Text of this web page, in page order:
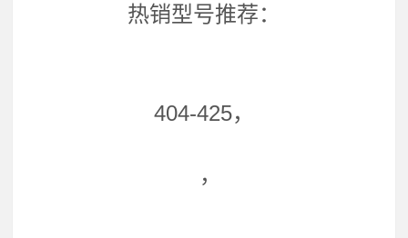
热销型号推荐：
404-425，
，